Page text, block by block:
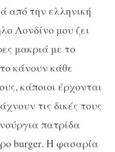
από την ελληνική
Λονδίνο μου ζει
μακριά με το
κάνουν κάθε
κάποιοι έρχονται
τις δικές τους
πατρίδα
burger. Η φασαρία